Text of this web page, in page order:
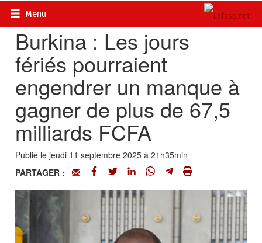
Menu
Accueil>
Burkina : Les jours
fériés pourraient
engendrer un manque à
gagner de plus de 67,5
milliards FCFA
Publié le jeudi 11 septembre 2025 à 21h35min
PARTAGER :